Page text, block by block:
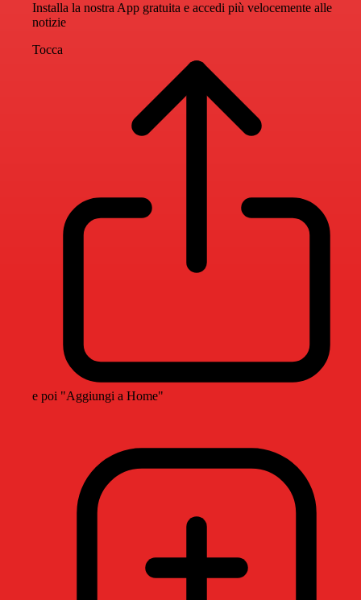
Installa la nostra App gratuita e accedi più velocemente alle
notizie
Tocca
e poi "Aggiungi a Home"